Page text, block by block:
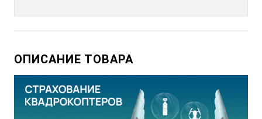
ОПИСАНИЕ ТОВАРА